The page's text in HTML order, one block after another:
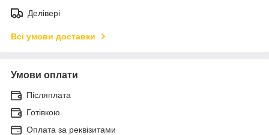
Делівері
Всі умови доставки
Умови оплати
Післяплата
Готівкою
Оплата за реквізитами